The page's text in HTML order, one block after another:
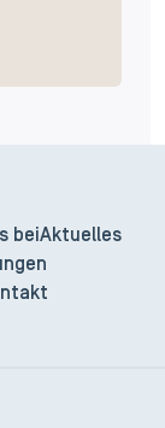
bei Aktuelles